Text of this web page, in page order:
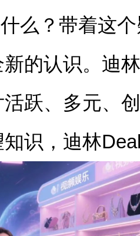
么？带着这
的认识。迪
跃、多元、
识，迪林